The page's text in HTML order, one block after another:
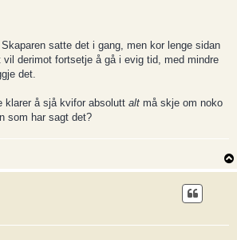
satte det i gang, men kor lenge sidan
derimot fortsetje å gå i evig tid, med mindre
det.
klarer å sjå kvifor absolutt alt må skje om noko
som har sagt det?